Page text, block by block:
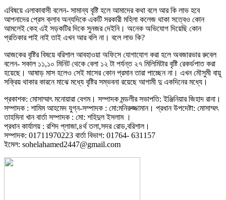
এবিষয়ে এলাকাবাসী বলেন- সামান্য বৃষ্টি হলে আমাদের কথা বলে আর কি লাভ হবে
আপনাদের প্রেস ক্লাব অন্যদিকে একটি সরকারী মহিলা কলেজ থাকা সত্বেও কোন
আমলেই কেহ এই সড়কটির দিকে সুনজর দেইনি। অনেক অভিযোগ দিয়েছি কোন
প্রতিকার পাই নাই তাই এখন আর বলি না। বলে লাভ কি?
আজকের বৃষ্টির বিষয়ে বরিশাল আবহাওয়া অফিসে যোগাযোগ করা হলে অবজারভার রুবেল
বলেন- সকাল ১১,১০ মিনিট থেকে বেলা ১২ টা পর্যন্ত ২৭ মিলিমিটার বৃষ্টি রেকর্ডপাত করা
হয়েছে। আষাড় মাস হলেও সেই মাসের কোন প্রমান তারা পাচ্ছেন না। এখন মৌসুমী বায়ূ
সক্রিয় থাকার কারনে মাঝে মধ্যে বৃষ্টির সম্ভবনা রয়েছে আগামী দু একদিনের মধ্যে।
প্রকাশক: মোসাম্মাৎ মনোয়ারা বেগম। সম্পাদক মন্ডলীর সভাপতি: ইঞ্জিনিয়ার জিহাদ রানা।
সম্পাদক : শামিম আহমেদ যুগ্ন-সম্পাদক : মো:মনিরুজ্জামান। প্রধান উপদেষ্টা: মোসাম্মৎ
তাহমিনা খান বার্তা সম্পাদক : মো: শহিদুল ইসলাম ।
প্রধান কার্যালয় : রশিদ প্লাজা,৪র্থ তলা,সদর রোড,বরিশাল।
সম্পাদক: 01711970223 বার্তা বিভাগ: 01764- 631157
ইমেল: sohelahamed2447@gmail.com